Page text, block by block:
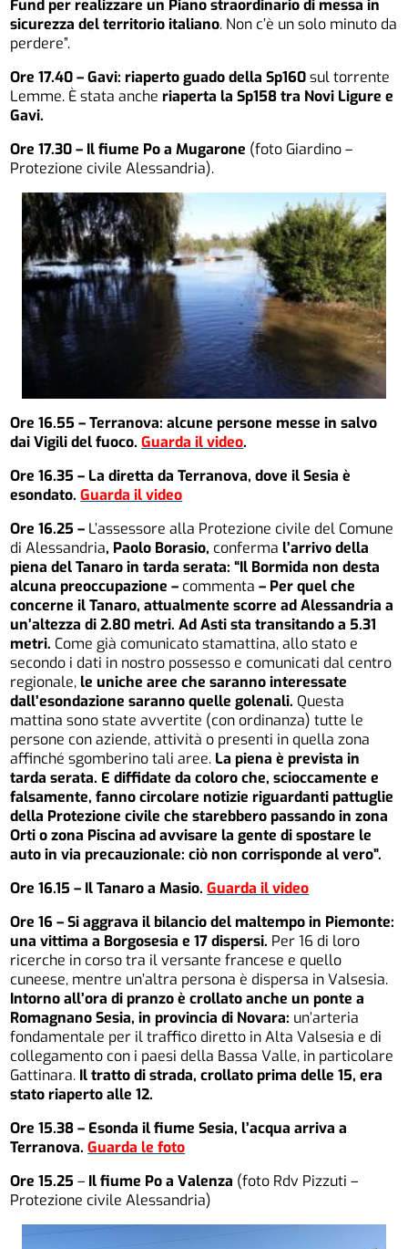
Fund per realizzare un Piano straordinario di messa in
sicurezza del territorio italiano. Non c’è un solo minuto da
perdere”.
Ore 17.40 – Gavi: riaperto guado della Sp160sul torrente
Lemme. È stata anche riaperta la Sp158 tra Novi Ligure e
Gavi.
Ore 17.30 – Il fiume Po a Mugarone (foto Giardino –
Protezione civile Alessandria).
Ore 16.55 – Terranova: alcune persone messe in salvo
dai Vigili del fuoco.Guarda il video.
Ore 16.35 – La diretta da Terranova, dove il Sesia è
esondato.Guarda il video
Ore 16.25 – L’assessore alla Protezione civile del Comune
di Alessandria, Paolo Borasio, conferma l’arrivo della
piena del Tanaro in tarda serata: “Il Bormida non desta
alcuna preoccupazione – commenta– Per quel che
concerne il Tanaro, attualmente scorre ad Alessandria a
un’altezza di 2.80 metri. Ad Asti sta transitando a 5.31
metri. Come già comunicato stamattina, allo stato e
secondo i dati in nostro possesso e comunicati dal centro
regionale,le uniche aree che saranno interessate
dall’esondazione saranno quelle golenali. Questa
mattina sono state avvertite (con ordinanza) tutte le
persone con aziende, attività o presenti in quella zona
affinché sgomberino tali aree. La piena è prevista in
tarda serata. E diffidate da coloro che, scioccamente e
falsamente, fanno circolare notizie riguardanti pattuglie
della Protezione civile che starebbero passando in zona
Orti o zona Piscina ad avvisare la gente di spostare le
auto in via precauzionale: ciò non corrisponde al vero”.
Ore 16.15 – Il Tanaro a Masio.Guarda il video
Ore 16 – Si aggrava il bilancio del maltempo in Piemonte:
una vittima a Borgosesia e 17 dispersi. Per 16 di loro
ricerche in corso tra il versante francese e quello
cuneese, mentre un’altra persona è dispersa in Valsesia.
Intorno all’ora di pranzo è crollato anche un ponte a
Romagnano Sesia, in provincia di Novara: un’arteria
fondamentale per il traffico diretto in Alta Valsesia e di
collegamento con i paesi della Bassa Valle, in particolare
Gattinara. Il tratto di strada, crollato prima delle 15, era
stato riaperto alle 12.
Ore 15.38 – Esonda il fiume Sesia, l’acqua arriva a
Terranova.Guarda le foto
Ore 15.25 – Il fiume Po a Valenza (foto Rdv Pizzuti –
Protezione civile Alessandria)